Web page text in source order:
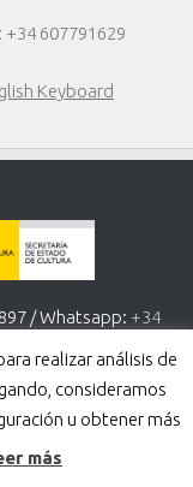
607791629
Keyboard
/ Whatsapp: +34
cookies
realizar análisis de
consideramos
u obtener más
más